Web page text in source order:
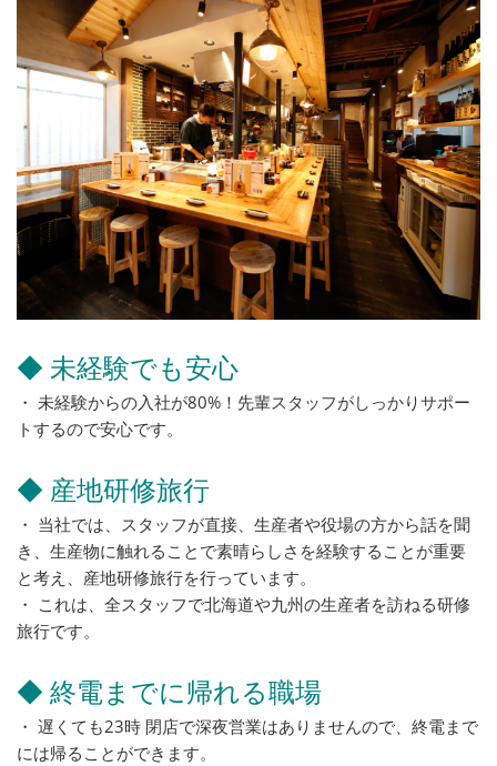
◆ 未経験でも安心
・ 未経験からの入社が80%！先輩スタッフがしっかりサポー
トするので安心です。
◆ 産地研修旅行
・ 当社では、スタッフが直接、生産者や役場の方から話を聞
き、生産物に触れることで素晴らしさを経験することが重要
と考え、産地研修旅行を行っています。
・ これは、全スタッフで北海道や九州の生産者を訪ねる研修
旅行です。
◆ 終電までに帰れる職場
・ 遅くても23時 閉店で深夜営業はありませんので、終電まで
には帰ることができます。